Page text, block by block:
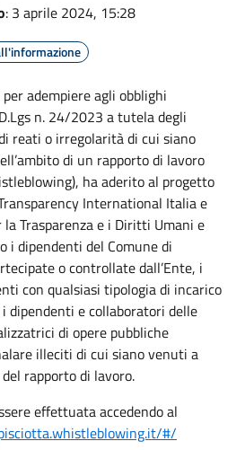
: 3 aprile 2024, 15:28
adempiere agli obblighi
n. 24/2023 a tutela degli
reati o irregolarità di cui siano
di un rapporto di lavoro
ha aderito al progetto
International Italia e
Trasparenza e i Diritti Umani e
i dipendenti del Comune di
o controllate dall’Ente, i
con qualsiasi tipologia di incarico
dipendenti e collaboratori delle
di opere pubbliche
illeciti di cui siano venuti a
rapporto di lavoro.
effettuata accedendo al
#/